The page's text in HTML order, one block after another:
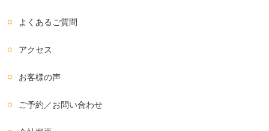
よくあるご質問
アクセス
お客様の声
ご予約／お問い合わせ